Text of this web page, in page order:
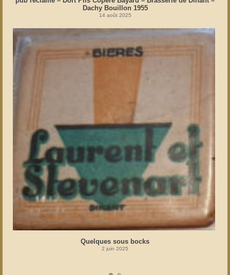
Dachy Bouillon 1955
14 août 2025
Quelques sous bocks
2 juin 2025